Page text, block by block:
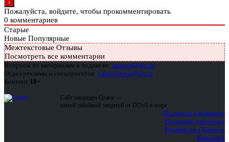
Пожалуйста, войдите, чтобы прокомментировать
0 комментариев
Старые
Новые Популярные
Межтекстовые Отзывы
Посмотреть все комментарии
Вопросы по материалам и подписке: support@glc.ru
Отдел рекламы и спецпроектов: yakovleva.a@glc.ru
Контент 18+
Сайт защищен Qrator —
самой забойной защитой от DDoS в мире
Подписка для физлиц
Подписка для юрлиц
Реклама на «Хакере»
Контакты